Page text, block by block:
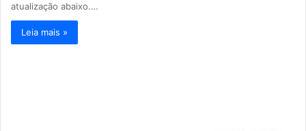
atualização abaixo.…
Leia mais »